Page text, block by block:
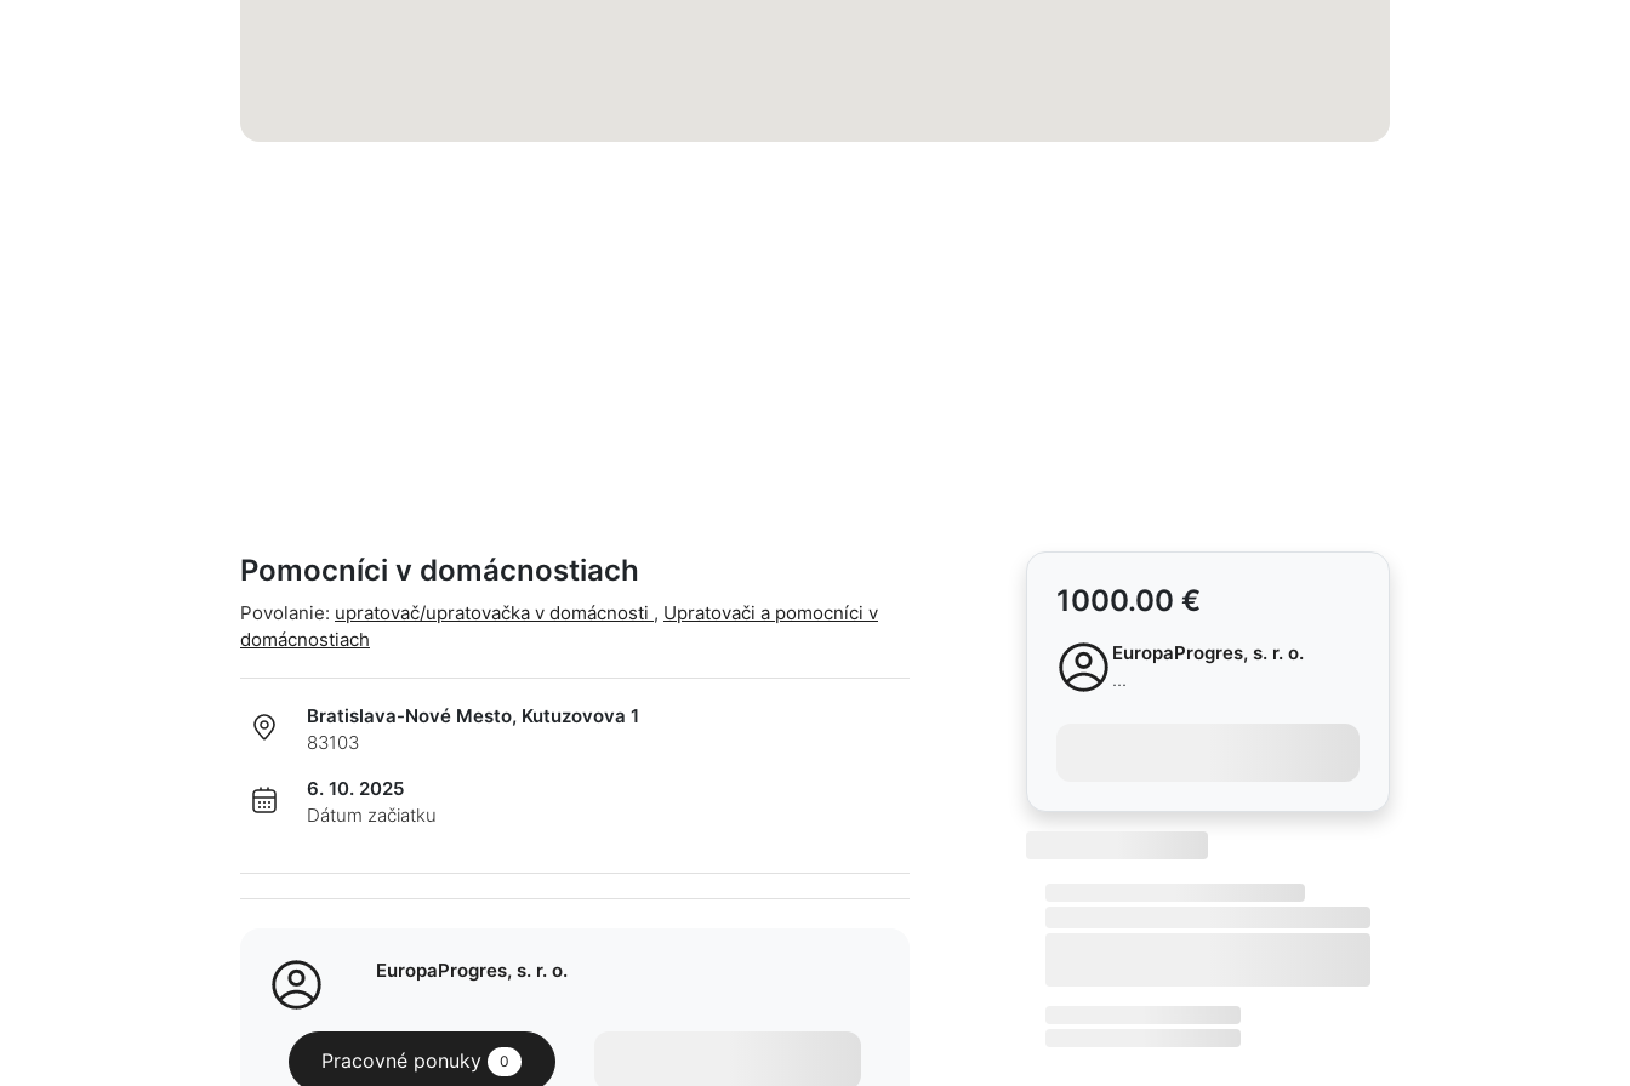
Pomocníci v domácnostiach
Povolanie: upratovač/upratovačka v domácnosti , Upratovači a pomocníci v
domácnostiach
Bratislava-Nové Mesto, Kutuzovova 1
83103
6. 10. 2025
Dátum začiatku
EuropaProgres, s. r. o.
Pracovné ponuky 0
1000.00 €
EuropaProgres, s. r. o.
...